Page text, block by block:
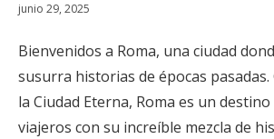
junio 29, 2025
Bienvenidos a Roma, una ciudad
susurra historias de épocas pasadas.
la Ciudad Eterna, Roma es un
viajeros con su increíble mezcla de